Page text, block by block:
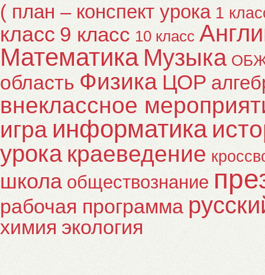
( план – конспект урока 1
класс 9 класс 10 класс
Математика Музыка
область Физика ЦОР
внеклассное
игра информатика
урока краеведение
школа обществознание
рабочая программа
химия экология